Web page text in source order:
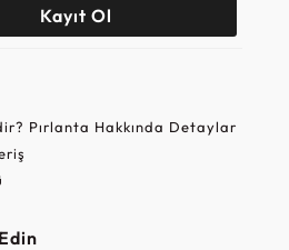
Kayıt Ol
Pırlanta Hakkında Detaylar